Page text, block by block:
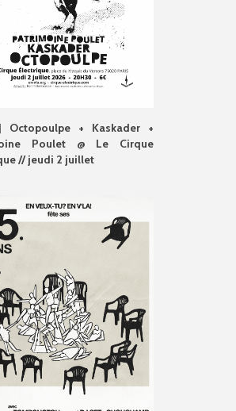
Octopoulpe + Kaskader +
Poulet @ Le Cirque
// jeudi 2 juillet